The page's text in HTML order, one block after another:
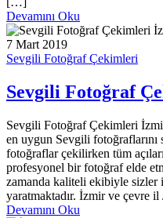
Devamını Oku
7 Mart 2019
Sevgili Fotoğraf Çekimleri
Sevgili Fotoğraf
Sevgili Fotoğraf Çekimleri
en uygun Sevgili
fotoğraflar çekilirken tüm
profesyonel bir fotoğraf elde
zamanda kaliteli ekibiyle
yaratmaktadır. İzmir ve çevre
Devamını Oku